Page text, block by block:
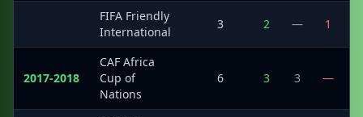
FIFA Friendly
International
3 2 — 1
2017-2018
CAF Africa
Cup of
Nations
6 3 3 —